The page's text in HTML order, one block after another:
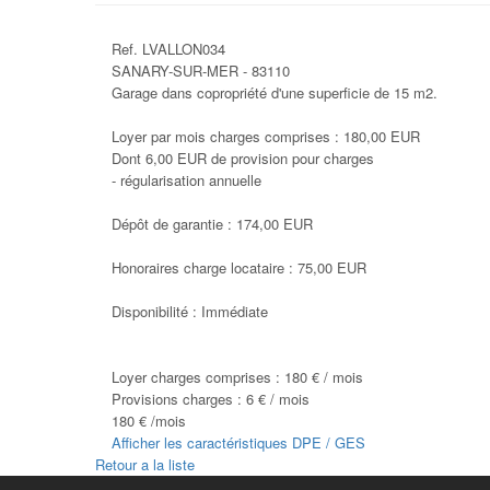
Ref. LVALLON034
SANARY-SUR-MER - 83110
Garage dans copropriété d'une superficie de 15 m2.
Loyer par mois charges comprises : 180,00 EUR
Dont 6,00 EUR de provision pour charges
- régularisation annuelle
Dépôt de garantie : 174,00 EUR
Honoraires charge locataire : 75,00 EUR
Disponibilité : Immédiate
Loyer charges comprises : 180 € / mois
Provisions charges : 6 € / mois
180 € /mois
Afficher les caractéristiques DPE / GES
Retour a la liste